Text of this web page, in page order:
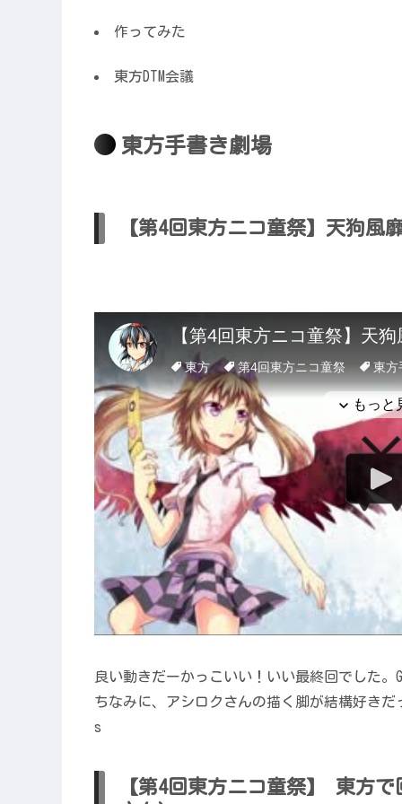
作ってみた
東方DTM会議
東方手書き劇場
【第4回東方ニコ童祭】天狗
良い動きだーかっこいい！いい最終回でした。
ちなみに、アシロクさんの描く脚が結構好きだ
s
【第4回東方ニコ童祭】 東方